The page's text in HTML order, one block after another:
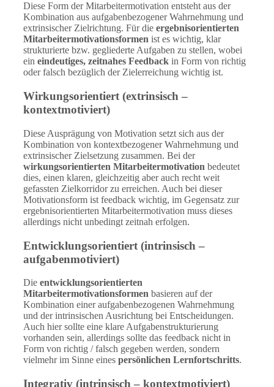
Diese Form der Mitarbeitermotivation entsteht aus der
Kombination aus aufgabenbezogener Wahrnehmung und
extrinsischer Zielrichtung. Für die ergebnisorientierten
Mitarbeitermotivationsformen ist es wichtig, klar
strukturierte bzw. gegliederte Aufgaben zu stellen, wobei
ein eindeutiges, zeitnahes Feedback in Form von richtig
oder falsch bezüglich der Zielerreichung wichtig ist.
Wirkungsorientiert (extrinsisch –
kontextmotiviert)
Diese Ausprägung von Motivation setzt sich aus der
Kombination von kontextbezogener Wahrnehmung und
extrinsischer Zielsetzung zusammen. Bei der
wirkungsorientierten Mitarbeitermotivation bedeutet
dies, einen klaren, gleichzeitig aber auch recht weit
gefassten Zielkorridor zu erreichen. Auch bei dieser
Motivationsform ist feedback wichtig, im Gegensatz zur
ergebnisorientierten Mitarbeitermotivation muss dieses
allerdings nicht unbedingt zeitnah erfolgen.
Entwicklungsorientiert (intrinsisch –
aufgabenmotiviert)
Die entwicklungsorientierten
Mitarbeitermotivationsformen basieren auf der
Kombination einer aufgabenbezogenen Wahrnehmung
und der intrinsischen Ausrichtung bei Entscheidungen.
Auch hier sollte eine klare Aufgabenstrukturierung
vorhanden sein, allerdings sollte das feedback nicht in
Form von richtig / falsch gegeben werden, sondern
vielmehr im Sinne eines persönlichen Lernfortschritts.
Integrativ (intrinsisch – kontextmotiviert)